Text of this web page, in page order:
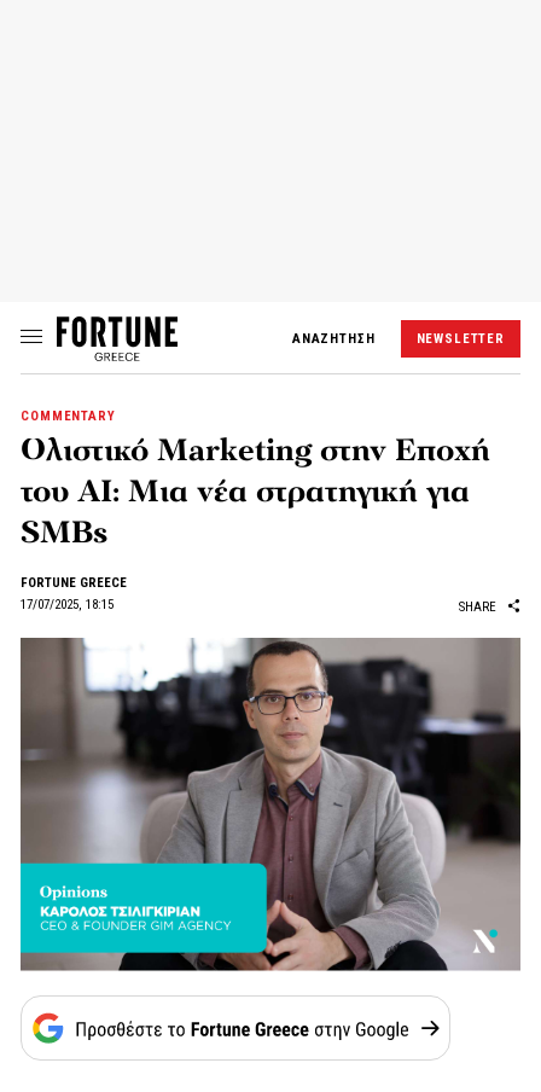
ΑΝΑΖΗΤΗΣΗ NEWSLETTER
COMMENTARY
Ολιστικό Marketing στην Εποχή
του AI: Μια νέα στρατηγική για
SMBs
FORTUNE GREECE
17/07/2025, 18:15
SHARE